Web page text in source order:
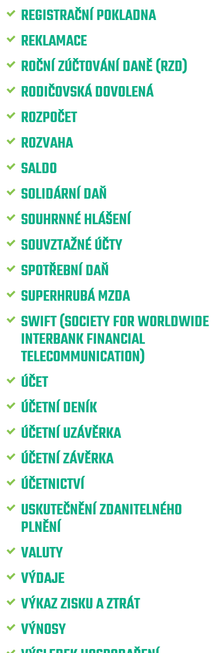
REGISTRAČNÍ POKLADNA
REKLAMACE
ROČNÍ ZÚČTOVÁNÍ DANĚ (RZD)
RODIČOVSKÁ DOVOLENÁ
ROZPOČET
ROZVAHA
SALDO
SOLIDÁRNÍ DAŇ
SOUHRNNÉ HLÁŠENÍ
SOUVZTAŽNÉ ÚČTY
SPOTŘEBNÍ DAŇ
SUPERHRUBÁ MZDA
SWIFT (SOCIETY FOR WORLDWIDE
INTERBANK FINANCIAL
TELECOMMUNICATION)
ÚČET
ÚČETNÍ DENÍK
ÚČETNÍ UZÁVĚRKA
ÚČETNÍ ZÁVĚRKA
ÚČETNICTVÍ
USKUTEČNĚNÍ ZDANITELNÉHO
PLNĚNÍ
VALUTY
VÝDAJE
VÝKAZ ZISKU A ZTRÁT
VÝNOSY